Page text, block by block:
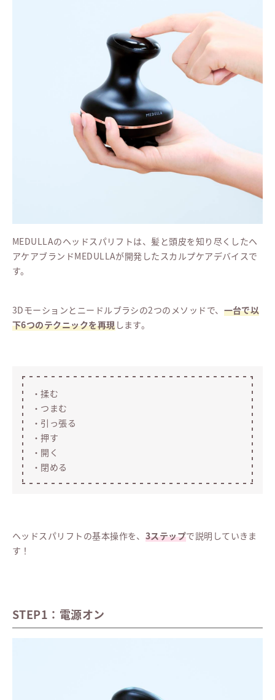
MEDULLAのヘッドスパリフトは、髪と頭皮を知り尽くしたヘ
アケアブランドMEDULLAが開発したスカルプケアデバイスで
す。
3Dモーションとニードルブラシの2つのメソッドで、 一台で以
下6つのテクニックを再現します。
・揉む
・つまむ
・引っ張る
・押す
・開く
・閉める
ヘッドスパリフトの基本操作を、 3ステップで説明していきま
す！
STEP1：電源オン